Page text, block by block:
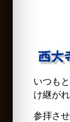
いつも
け継が
参拝さ